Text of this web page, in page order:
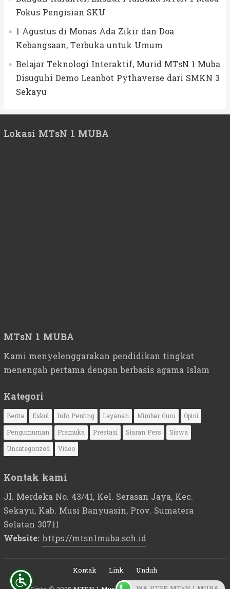
Fokus Pengisian SKU
1 Agustus di Monas Ada Zikir dan Doa
Kebangsaan, Terbuka untuk Umum
Belajar Teknologi Interaktif, Murid MTsN 1 Muba
Disuguhi Demo Leanbot Pythaverse dari SMKN 3
Sekayu
Lokasi MTsN 1 MUBA
MTsN 1 MUBA
Kami menyelenggarakan pendidikan tingkat
menengah pertama dengan berbasis agama Islam
Kategori
Berita Eskul Info Penting Layanan Mimbar Guru
Opini
Pengumuman
Pramuka Prestasi Siaran Pers
Siswa
Uncategorized
Video
Kontak kami
Jl. Merdeka No. 43/41, Kel. Serasan Jaya, Kec.
Sekayu, Kab. Musi Banyuasin, Prov. Sumatera
Selatan 30711
Website: https://mtsn1muba.sch.id
Kontak Link
Unduh